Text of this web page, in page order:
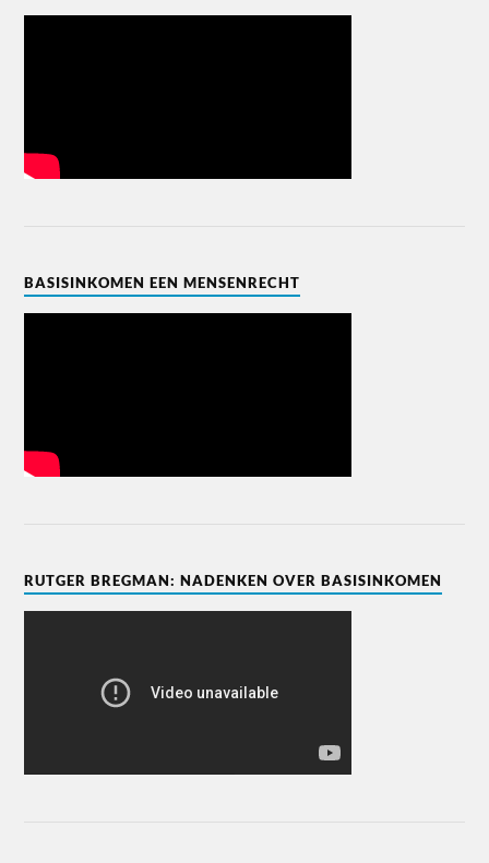
BASISINKOMEN EEN MENSENRECHT
RUTGER BREGMAN: NADENKEN OVER BASISINKOMEN